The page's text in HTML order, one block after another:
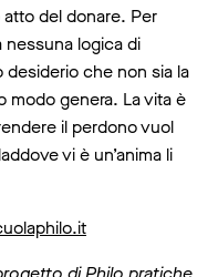
del donare. Per
logica di
che non sia la
modo genera. La vita è
il perdono vuol
vi è un’anima li